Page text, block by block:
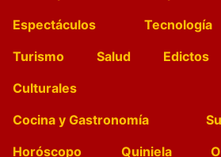
Espectáculos
Tecnología
Turismo
Salud Edictos
Culturales
Cocina y Gastronomía
Horóscopo
Quiniela